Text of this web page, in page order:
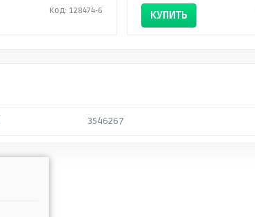
Код: 128474-6 КУПИТЬ
3546267